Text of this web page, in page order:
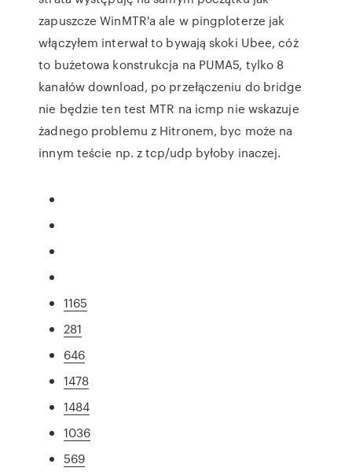
zapuszcze WinMTR'a ale w pingploterze jak
włączyłem interwał to bywają skoki Ubee, cóż
to bużetowa konstrukcja na PUMA5, tylko 8
kanałów download, po przełączeniu do bridge
nie będzie ten test MTR na icmp nie wskazuje
żadnego problemu z Hitronem, byc może na
innym teście np. z tcp/udp byłoby inaczej.
1165
281
646
1478
1484
1036
569